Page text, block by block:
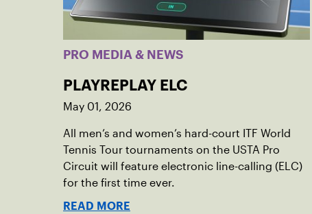
PRO MEDIA & NEWS
PLAYREPLAY ELC
May 01, 2026
All men’s and women’s hard-court ITF World
Tennis Tour tournaments on the USTA Pro
Circuit will feature electronic line-calling (ELC)
for the first time ever.
READ MORE